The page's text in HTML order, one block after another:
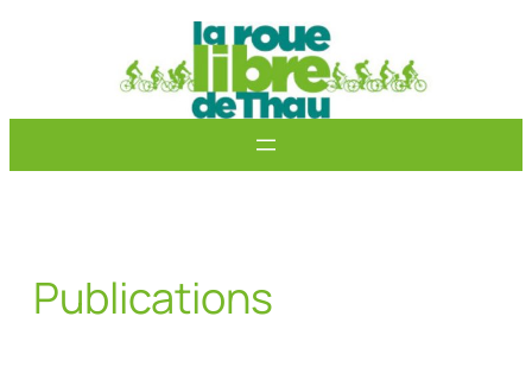
Publications